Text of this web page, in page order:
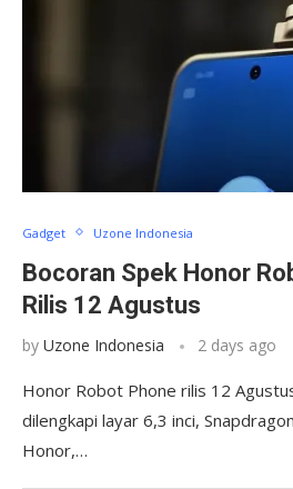
Gadget Uzone Indonesia
Bocoran Spek Honor
Rilis 12 Agustus
by Uzone Indonesia 2 days ago
Honor Robot Phone rilis 12
dilengkapi layar 6,3 inci,
Honor,…